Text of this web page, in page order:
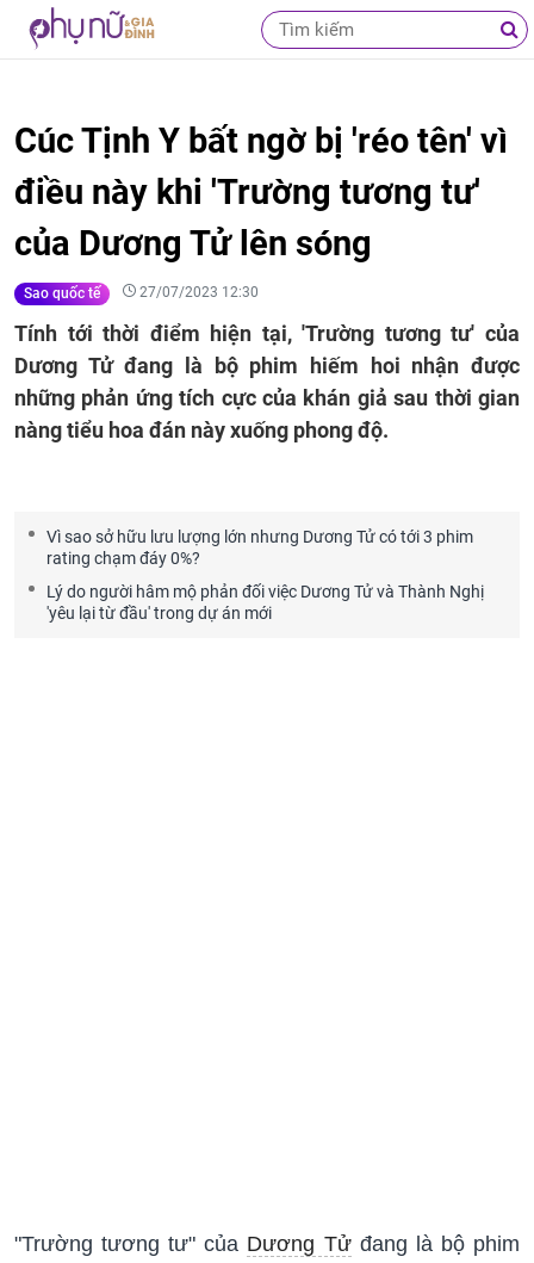
Cúc Tịnh Y bất ngờ bị 'réo tên' vì
điều này khi 'Trường tương tư'
của Dương Tử lên sóng
Sao quốc tế 27/07/2023 12:30
Tính tới thời điểm hiện tại, 'Trường tương tư' của
Dương Tử đang là bộ phim hiếm hoi nhận được
những phản ứng tích cực của khán giả sau thời gian
nàng tiểu hoa đán này xuống phong độ.
Vì sao sở hữu lưu lượng lớn nhưng Dương Tử có tới 3 phim
rating chạm đáy 0%?
Lý do người hâm mộ phản đối việc Dương Tử và Thành Nghị
'yêu lại từ đầu' trong dự án mới
"Trường tương tư" của Dương Tửđang là bộ phim